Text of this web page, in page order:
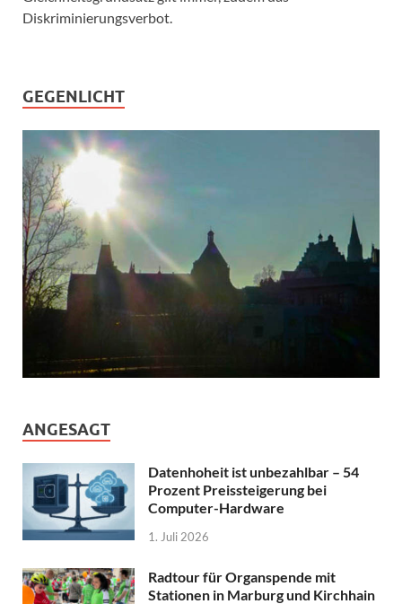
Diskriminierungsverbot.
GEGENLICHT
ANGESAGT
Datenhoheit ist unbezahlbar – 54
Prozent Preissteigerung bei
Computer-Hardware
1. Juli 2026
Radtour für Organspende mit
Stationen in Marburg und Kirchhain